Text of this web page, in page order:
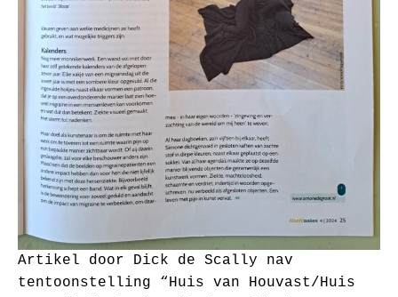
Artikel door Dick de Scally nav
tentoonstelling “Huis van Houvast/Huis